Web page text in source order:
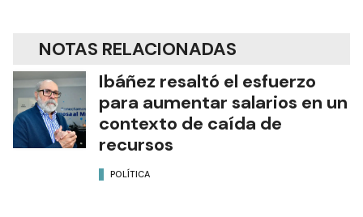
NOTAS RELACIONADAS
Ibáñez resaltó el esfuerzo
para aumentar salarios en un
contexto de caída de
recursos
POLÍTICA